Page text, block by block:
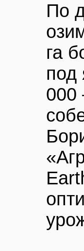
По
га
под
000